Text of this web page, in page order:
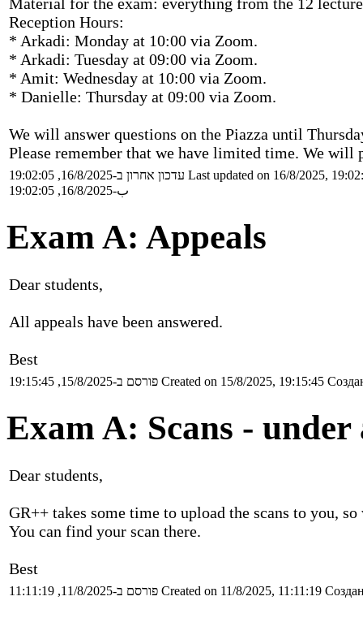
Reception Hours:
* Arkadi: Monday at 10:00 via Zoom.
* Arkadi: Tuesday at 09:00 via Zoom.
* Amit: Wednesday at 10:00 via Zoom.
* Danielle: Thursday at 09:00 via Zoom.
We will answer questions on the Piazza until
Please remember that we have limited time. We will
עדכון אחרון ב-16/8/2025, 19:02:05 Last updated on 16/8/2025,
ب-16/8/2025, 19:02:05
Exam A: Appeals
Dear students,
All appeals have been answered.
Best
פורסם ב-15/8/2025, 19:15:45 Created on 15/8/2025, 19:15:45
Exam A: Scans - under
Dear students,
GR++ takes some time to upload the scans to you,
You can find your scan there.
Best
פורסם ב-11/8/2025, 11:11:19 Created on 11/8/2025, 11:11:19